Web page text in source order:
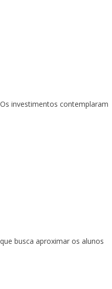
investimentos contemplaram
busca aproximar os alunos